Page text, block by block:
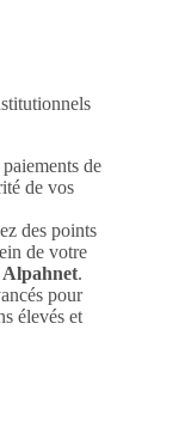
de
de vos
des points
de votre
Alpahnet.
pour
élevés et